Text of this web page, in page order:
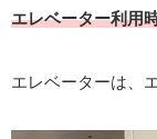
エレベーター利用
エレベーターは、